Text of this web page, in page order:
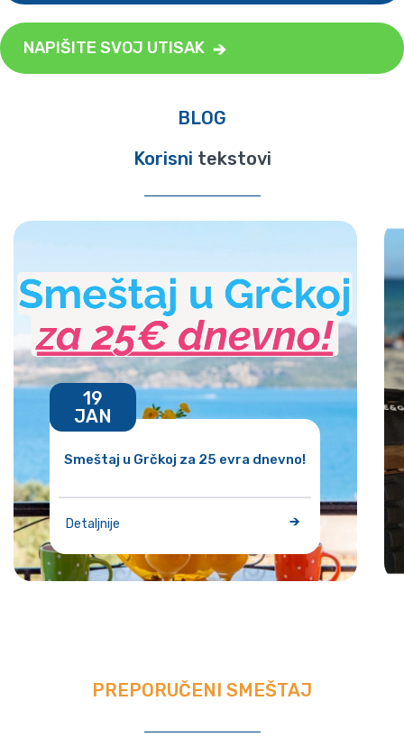
NAPIŠITE SVOJ UTISAK
BLOG
Korisni tekstovi
Smeštaj u Grčkoj za 25 evra dnevno!
Detaljnije
19
JAN
PREPORUČENI SMEŠTAJ